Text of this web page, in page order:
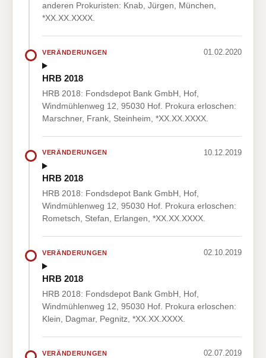
anderen Prokuristen: Knab, Jürgen, München,
*XX.XX.XXXX.
VERÄNDERUNGEN 01.02.2020
HRB 2018
HRB 2018: Fondsdepot Bank GmbH, Hof,
Windmühlenweg 12, 95030 Hof. Prokura erloschen:
Marschner, Frank, Steinheim, *XX.XX.XXXX.
VERÄNDERUNGEN 10.12.2019
HRB 2018
HRB 2018: Fondsdepot Bank GmbH, Hof,
Windmühlenweg 12, 95030 Hof. Prokura erloschen:
Rometsch, Stefan, Erlangen, *XX.XX.XXXX.
VERÄNDERUNGEN 02.10.2019
HRB 2018
HRB 2018: Fondsdepot Bank GmbH, Hof,
Windmühlenweg 12, 95030 Hof. Prokura erloschen:
Klein, Dagmar, Pegnitz, *XX.XX.XXXX.
VERÄNDERUNGEN 02.07.2019